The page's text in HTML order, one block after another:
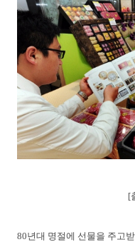
[
80년대 명절에 선물을 주고